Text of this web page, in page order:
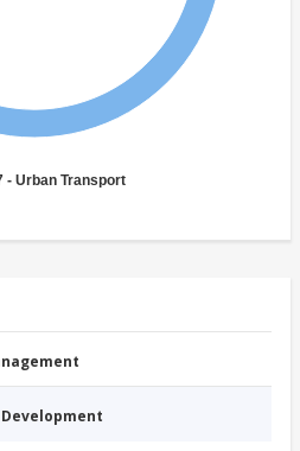
- Urban Transport
Development